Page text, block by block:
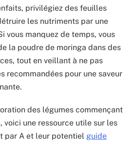
privilégiez des feuilles
les nutriments par une
vous manquez de temps, vous
la poudre de moringa dans des
tout en veillant à ne pas
recommandées pour une saveur
des légumes commençant
voici une ressource utile sur les
par A et leur potentiel guide